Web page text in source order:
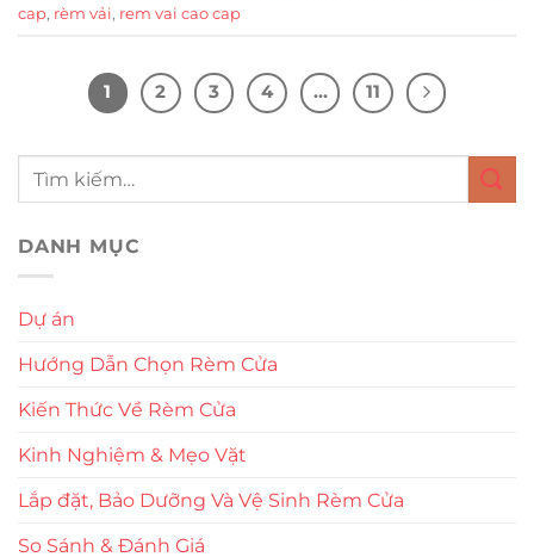
cap, rèm vải, rem vai cao cap
1 2 3 4 … 11
DANH MỤC
Dự án
Hướng Dẫn Chọn Rèm Cửa
Kiến Thức Về Rèm Cửa
Kinh Nghiệm & Mẹo Vặt
Lắp đặt, Bảo Dưỡng Và Vệ Sinh Rèm Cửa
So Sánh & Đánh Giá